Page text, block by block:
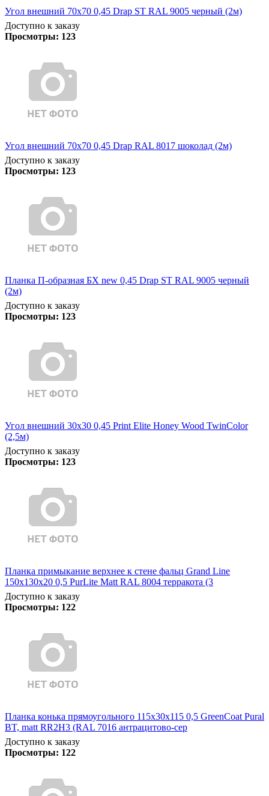
Угол внешний 70х70 0,45 Drap ST RAL 9005 черный (2м)
Доступно к заказу
Просмотры: 123
Угол внешний 70х70 0,45 Drap RAL 8017 шоколад (2м)
Доступно к заказу
Просмотры: 123
Планка П-образная БХ new 0,45 Drap ST RAL 9005 черный
(2м)
Доступно к заказу
Просмотры: 123
Угол внешний 30х30 0,45 Print Elite Honey Wood TwinColor
(2,5м)
Доступно к заказу
Просмотры: 123
Планка примыкание верхнее к стене фальц Grand Line
150х130х20 0,5 PurLite Matt RAL 8004 терракота (3
Доступно к заказу
Просмотры: 122
Планка конька прямоугольного 115х30х115 0,5 GreenCoat Pural
BT, matt RR2Н3 (RAL 7016 антрацитово-сер
Доступно к заказу
Просмотры: 122